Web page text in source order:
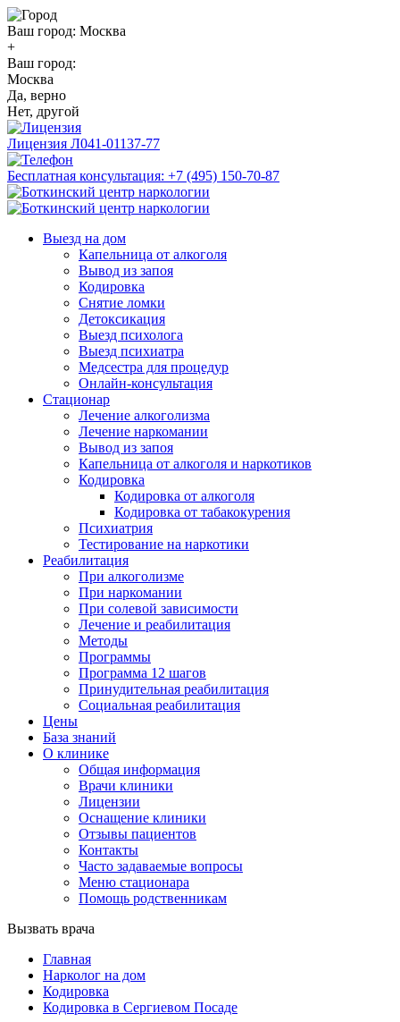
Ваш город: Москва
+
Ваш город:
Москва
Да, верно
Нет, другой
Лицензия Л041-01137-77
Бесплатная консультация: +7 (495) 150-70-87
Выезд на дом
Капельница от алкоголя
Вывод из запоя
Кодировка
Снятие ломки
Детоксикация
Выезд психолога
Выезд психиатра
Медсестра для процедур
Онлайн-консультация
Стационар
Лечение алкоголизма
Лечение наркомании
Вывод из запоя
Капельница от алкоголя и наркотиков
Кодировка
Кодировка от алкоголя
Кодировка от табакокурения
Психиатрия
Тестирование на наркотики
Реабилитация
При алкоголизме
При наркомании
При солевой зависимости
Лечение и реабилитация
Методы
Программы
Программа 12 шагов
Принудительная реабилитация
Социальная реабилитация
Цены
База знаний
О клинике
Общая информация
Врачи клиники
Лицензии
Оснащение клиники
Отзывы пациентов
Контакты
Часто задаваемые вопросы
Меню стационара
Помощь родственникам
Вызвать врача
Главная
Нарколог на дом
Кодировка
Кодировка в Сергиевом Посаде